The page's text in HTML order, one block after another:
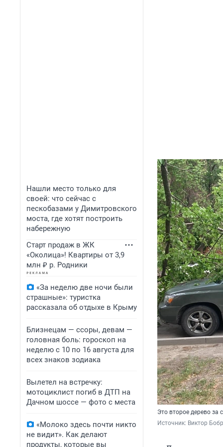
Нашли место только для
своей: что сейчас с
пескобазами у Димитровского
моста, где хотят построить
набережную
Старт продаж в ЖК
«Околица»! Квартиры от 3,9
млн ₽ р. Родники
«За неделю две ночи были
страшные»: туристка
рассказала об отдыхе в Крыму
Близнецам — ссоры, девам —
головная боль: гороскоп на
неделю с 10 по 16 августа для
всех знаков зодиака
Вылетел на встречку:
мотоциклист погиб в ДТП на
Дачном шоссе — фото с места
«Молоко здесь почти никто
не видит». Как делают
продукты, которые вы
Это второе дерево за
Источник: Виктор